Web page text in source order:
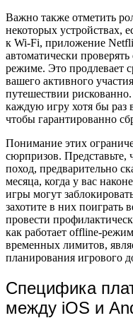
Важно также отметить
некоторых устройствах,
к Wi-Fi, приложение
автоматически
режиме. Это продлевает
вашего активного
путешествии
каждую игру хотя бы раз
чтобы гарантированно
Понимание этих
сюрпризов.
поход, предварительно
месяца, когда у вас
игры могут
захотите в них поиграть
провести
как работает offline-
временных лимитов,
планирования игрового
Специфика
между iOS и